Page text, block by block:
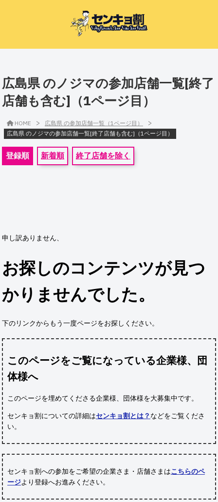
広島県 のノジマの参加店舗一覧[終了
店舗も含む]（1ページ目）
HOME > 広島県 の参加店舗一覧（1ページ目） >
広島県 のノジマの参加店舗一覧[終了店舗も含む]（1ページ目）
登録順 新着順 終了店舗を除く
申し訳ありません、
お探しのコンテンツが見つ
かりませんでした。
下のリンクからもう一度ページをお探しください。
このページをご覧になっている企業様、団
体様へ
このページを埋めてくださる企業様、団体様を大募集中です。
センキョ割についての詳細はセンキョ割とは？ などをご覧くださ
い。
センキョ割への参加をご希望の企業さま・店舗さまはこちらのペ
ージより登録へお進みください。